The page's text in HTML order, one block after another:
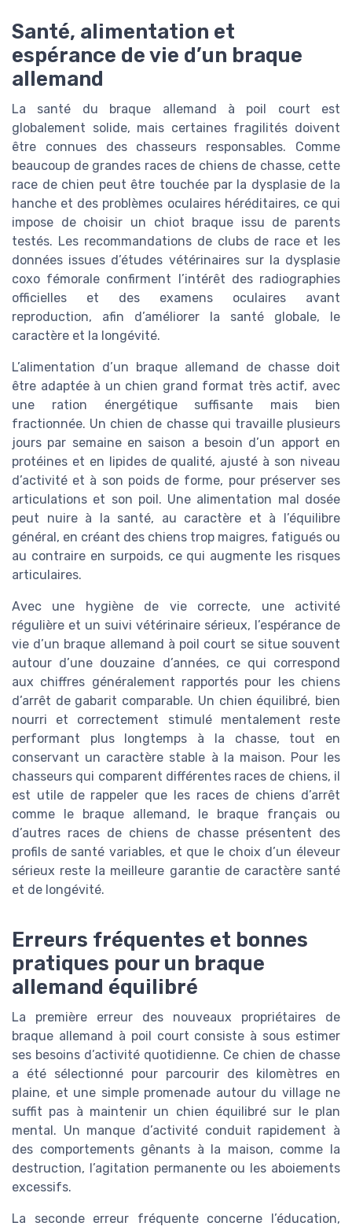
Santé, alimentation et
espérance de vie d’un braque
allemand
La santé du braque allemand à poil court est
globalement solide, mais certaines fragilités doivent
être connues des chasseurs responsables. Comme
beaucoup de grandes races de chiens de chasse, cette
race de chien peut être touchée par la dysplasie de la
hanche et des problèmes oculaires héréditaires, ce qui
impose de choisir un chiot braque issu de parents
testés. Les recommandations de clubs de race et les
données issues d’études vétérinaires sur la dysplasie
coxo fémorale confirment l’intérêt des radiographies
officielles et des examens oculaires avant
reproduction, afin d’améliorer la santé globale, le
caractère et la longévité.
L’alimentation d’un braque allemand de chasse doit
être adaptée à un chien grand format très actif, avec
une ration énergétique suffisante mais bien
fractionnée. Un chien de chasse qui travaille plusieurs
jours par semaine en saison a besoin d’un apport en
protéines et en lipides de qualité, ajusté à son niveau
d’activité et à son poids de forme, pour préserver ses
articulations et son poil. Une alimentation mal dosée
peut nuire à la santé, au caractère et à l’équilibre
général, en créant des chiens trop maigres, fatigués ou
au contraire en surpoids, ce qui augmente les risques
articulaires.
Avec une hygiène de vie correcte, une activité
régulière et un suivi vétérinaire sérieux, l’espérance de
vie d’un braque allemand à poil court se situe souvent
autour d’une douzaine d’années, ce qui correspond
aux chiffres généralement rapportés pour les chiens
d’arrêt de gabarit comparable. Un chien équilibré, bien
nourri et correctement stimulé mentalement reste
performant plus longtemps à la chasse, tout en
conservant un caractère stable à la maison. Pour les
chasseurs qui comparent différentes races de chiens, il
est utile de rappeler que les races de chiens d’arrêt
comme le braque allemand, le braque français ou
d’autres races de chiens de chasse présentent des
profils de santé variables, et que le choix d’un éleveur
sérieux reste la meilleure garantie de caractère santé
et de longévité.
Erreurs fréquentes et bonnes
pratiques pour un braque
allemand équilibré
La première erreur des nouveaux propriétaires de
braque allemand à poil court consiste à sous estimer
ses besoins d’activité quotidienne. Ce chien de chasse
a été sélectionné pour parcourir des kilomètres en
plaine, et une simple promenade autour du village ne
suffit pas à maintenir un chien équilibré sur le plan
mental. Un manque d’activité conduit rapidement à
des comportements gênants à la maison, comme la
destruction, l’agitation permanente ou les aboiements
excessifs.
La seconde erreur fréquente concerne l’éducation,